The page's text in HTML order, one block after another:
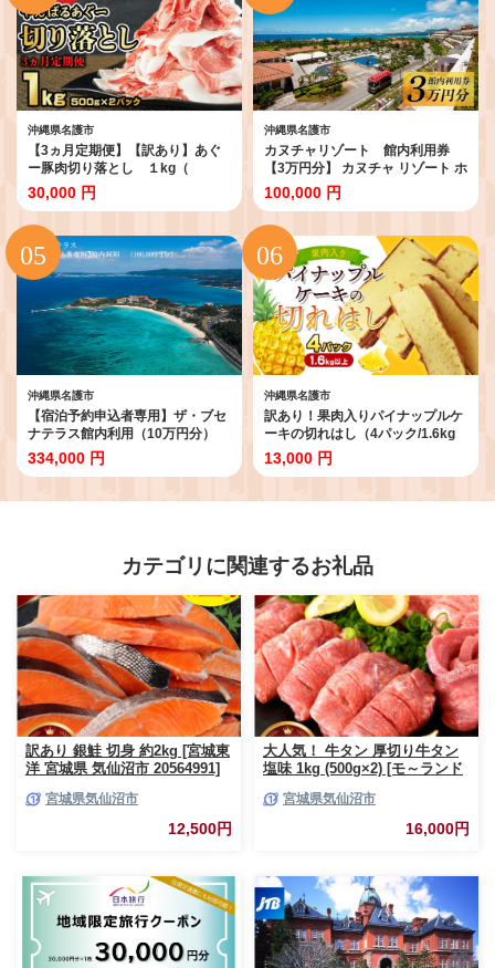
沖縄県名護市
【3ヵ月定期便】【訳あり】あぐ
ー豚肉切り落とし １kg（
500g×2パック）簡易包装シリー
ズ【白豚あぐー】 訳アリ 豚 切り
落とし 簡易包装 SDGS 豚汁 あぐ
ー 名護市 銘柄豚肉 簡単料理 アレ
ンジ おかず 食品 国産豚 うまみ 冷
凍 真空パック 2パック 2袋 やんば
30,000 円
沖縄県名護市
カヌチャリゾート 館内利用券
【3万円分】 カヌチャ リゾート ホ
テル 宿泊 ゴルフ レジャー レスト
ラン バー リラクゼーション スパ
サロン セラピー 琉球 整体 レンタ
ルカート アクティビティ ビーチ
プール 体験 やちむん
100,000 円
沖縄県名護市
【宿泊予約申込者専用】ザ・ブセ
ナテラス館内利用（10万円分）
宿泊券 ホテル 宿 旅行 1泊2日 人
気 おすすめ ギフト プレゼント 贈
ァミリー 友人 名護市 サプライズ
334,000 円
沖縄県名護市
訳あり！果肉入りパイナップルケ
ーキの切れはし（4パック/1.6kg
以上） ご当地 スイーツ 南国 カス
テラ 切り落とし お得 アウトレッ
やつ お取り寄せ しっとり 焼き菓
13,000 円
カテゴリに関連するお礼品
訳あり 銀鮭 切身 約2kg [宮城東
洋 宮城県 気仙沼市 20564991]
不揃い さけ サケ 鮭切身 シャケ
切り身 冷凍 家庭用 おかず 弁当
支援 サーモン 銀鮭切り身 魚 わ
宮城県気仙沼市
12,500円
大人気！ 牛タン 厚切り牛タン
塩味 1kg (500g×2) [モ～ランド
牛肉 精肉 牛たん 牛タン塩 牛た
ん塩 冷凍 焼肉 BBQ アウトドア
バーベキュー 厚切り タン
宮城県気仙沼市
16,000円